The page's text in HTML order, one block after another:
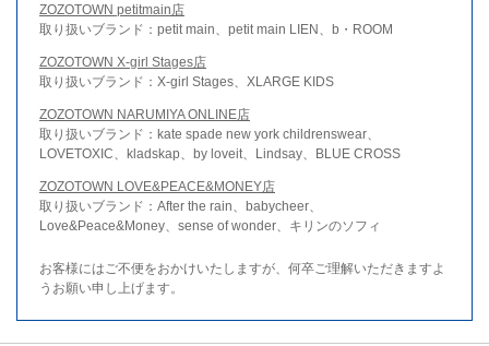
ZOZOTOWN petitmain店
取り扱いブランド：petit main、petit main LIEN、b・ROOM
ZOZOTOWN X-girl Stages店
取り扱いブランド：X-girl Stages、XLARGE KIDS
ZOZOTOWN NARUMIYA ONLINE店
取り扱いブランド：kate spade new york childrenswear、
LOVETOXIC、kladskap、by loveit、Lindsay、BLUE CROSS
ZOZOTOWN LOVE&PEACE&MONEY店
取り扱いブランド：After the rain、babycheer、
Love&Peace&Money、sense of wonder、キリンのソフィ
お客様にはご不便をおかけいたしますが、何卒ご理解いただきますよ
うお願い申し上げます。